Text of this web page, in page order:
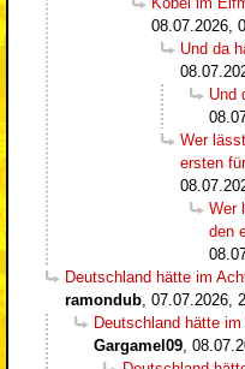
08.07.2026,
Und da
Und
Wer
ersten
Wer
den
Deutschland hätte im
ramondub 07.07.2026,
Deutschland hätte
Gargamel09